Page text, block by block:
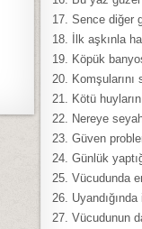
17. Sence diğer
18. İlk aşkınla
19. Köpük
20.
21. Kötü
22. Nereye
23. Güven
24. Günlük
25. Vücudunda
26.
27. Vücudunun